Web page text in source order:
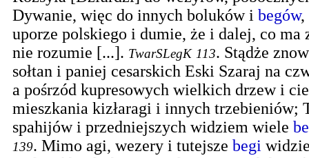
Dywanie, więc do innych boluków i begów,
uporze polskiego i dumie, że i dalej, co ma
nie rozumie [...]. TwarSLegK 113. Stądże
sołtan i paniej cesarskich Eski Szaraj na
a pośrzód kupresowych wielkich drzew i
mieszkania kizłaragi i innych trzebieniów;
spahijów i przedniejszych widziem wiele
139. Mimo agi, wezery i tutejsze begi